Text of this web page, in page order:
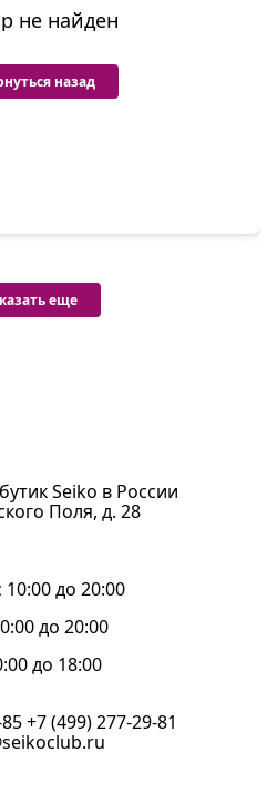
не найден
назад
еще
Seiko в России
Поля, д. 28
до 20:00
до 20:00
до 18:00
+7 (499) 277-29-81